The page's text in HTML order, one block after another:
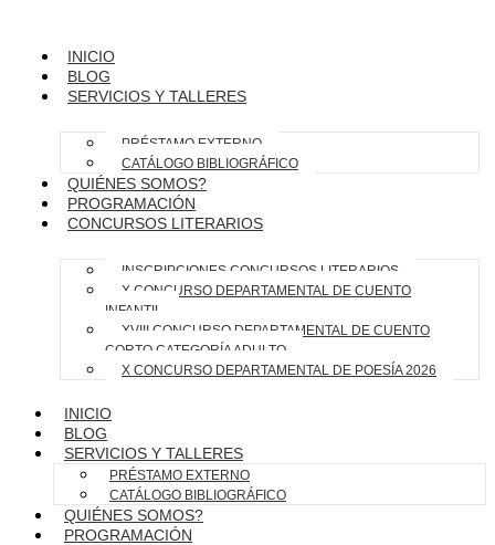
INICIO
BLOG
SERVICIOS Y TALLERES
PRÉSTAMO EXTERNO
CATÁLOGO BIBLIOGRÁFICO
QUIÉNES SOMOS?
PROGRAMACIÓN
CONCURSOS LITERARIOS
INSCRIPCIONES CONCURSOS LITERARIOS
X CONCURSO DEPARTAMENTAL DE CUENTO
INFANTIL
XVIII CONCURSO DEPARTAMENTAL DE CUENTO
CORTO CATEGORÍA ADULTO
X CONCURSO DEPARTAMENTAL DE POESÍA 2026
INICIO
BLOG
SERVICIOS Y TALLERES
PRÉSTAMO EXTERNO
CATÁLOGO BIBLIOGRÁFICO
QUIÉNES SOMOS?
PROGRAMACIÓN